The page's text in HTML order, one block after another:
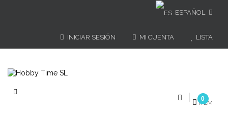
ESPAÑOL
INICIAR SESIÓN MI CUENTA LISTA
Navegación
0
ÍTEM